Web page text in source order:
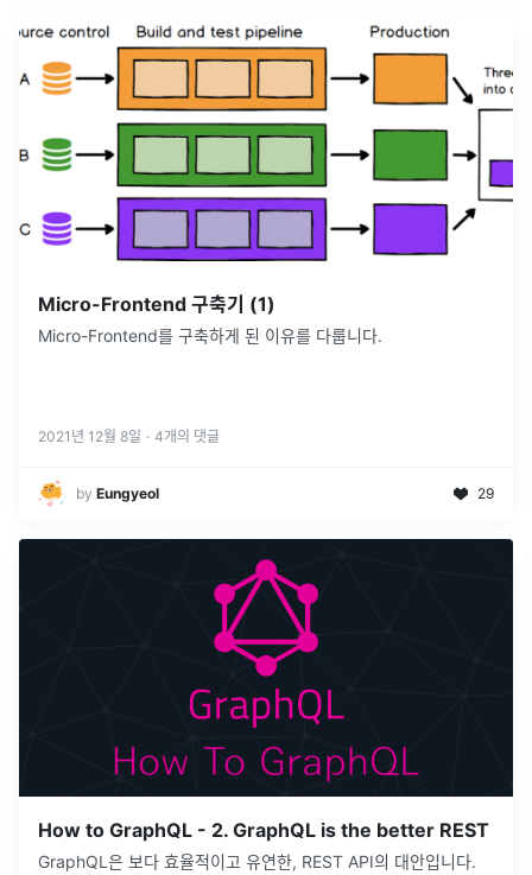
Micro-Frontend 구축기 (1)
Micro-Frontend를 구축하게 된 이유를 다룹니다.
2021년 12월 8일 · 4개의 댓글
by Eungyeol 29
How to GraphQL - 2. GraphQL is the better REST
GraphQL은 보다 효율적이고 유연한, REST API의 대안입니다.